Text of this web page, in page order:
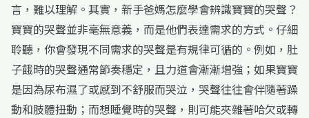
言，難以理解。其實，新手爸媽怎麼學會辨識寶寶的哭聲？
寶寶的哭聲並非毫無意義，而是他們表達需求的方式。仔細
聆聽，你會發現不同需求的哭聲是有規律可循的。例如，肚
子餓時的哭聲通常節奏穩定，且力道會漸漸增強；如果寶寶
是因為尿布濕了或感到不舒服而哭泣，哭聲往往會伴隨著躁
動和肢體扭動；而想睡覺時的哭聲，則可能夾雜著哈欠或轉